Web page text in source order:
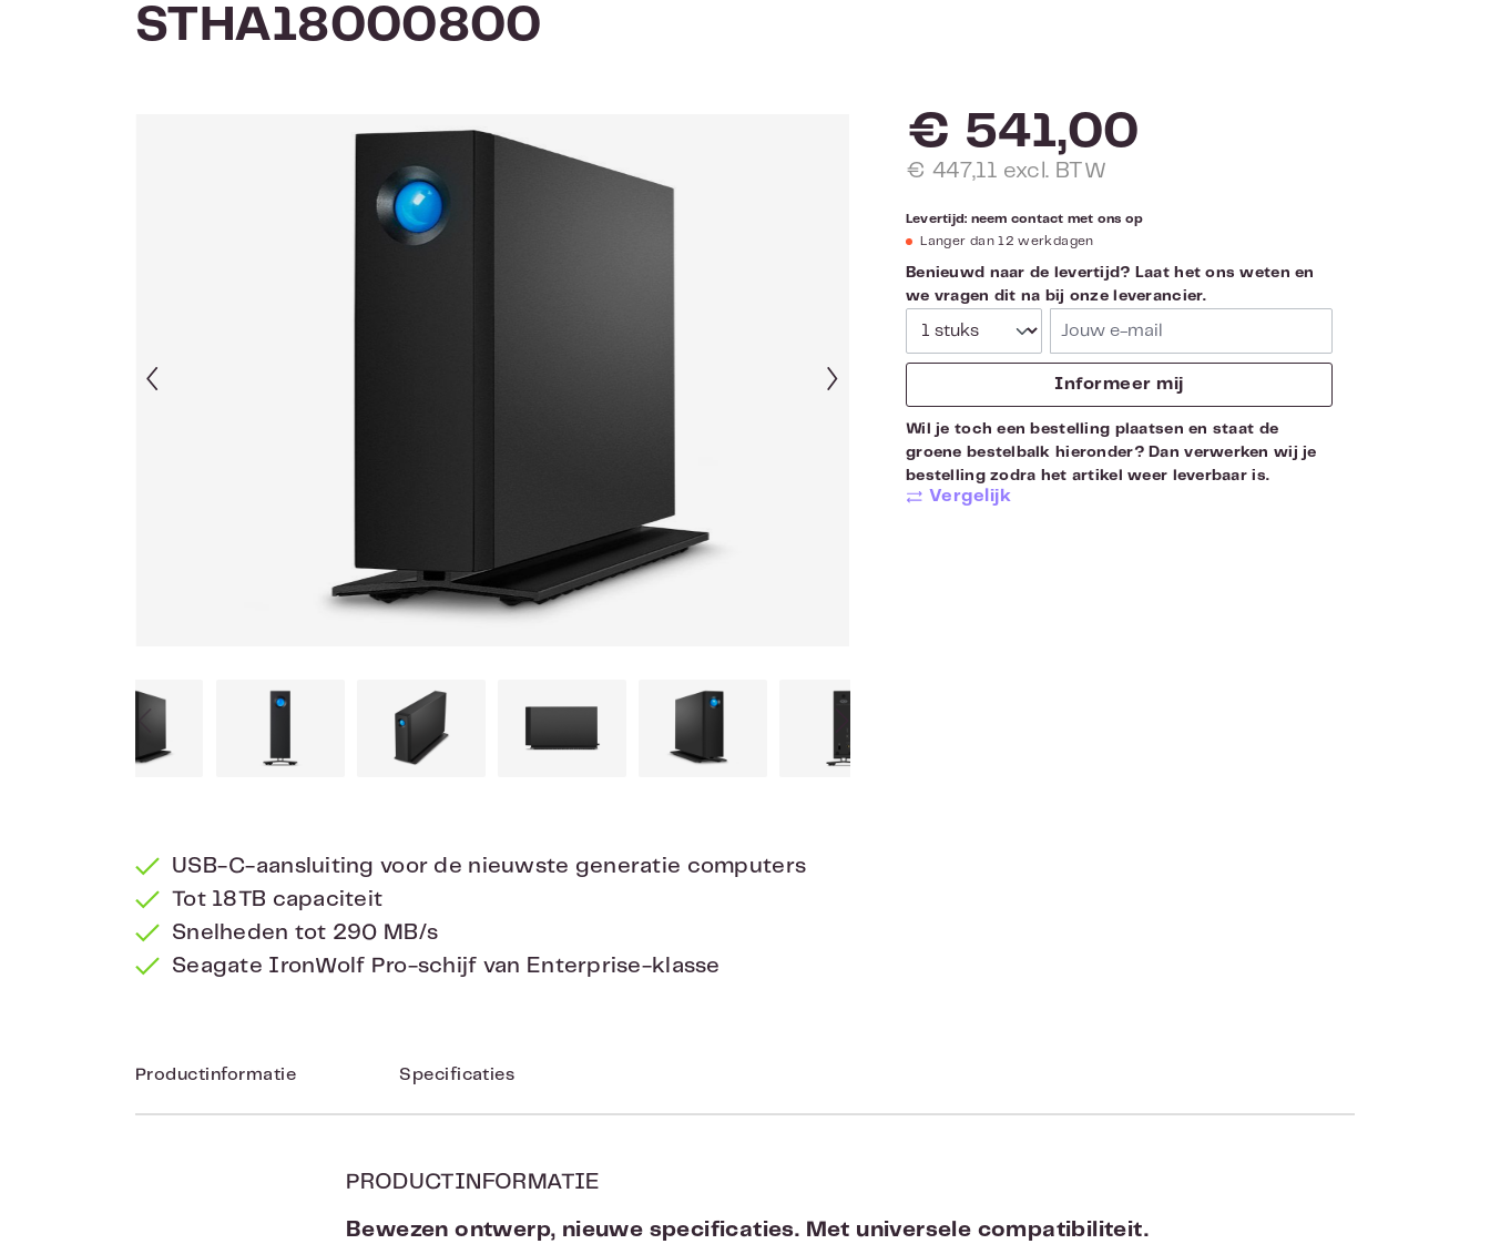
STHA18000800
USB-C-aansluiting voor de nieuwste generatie computers
Tot 18TB capaciteit
Snelheden tot 290 MB/s
Seagate IronWolf Pro-schijf van Enterprise-klasse
€ 541,00
€ 447,11 excl. BTW
Levertijd: neem contact met ons op
Langer dan 12 werkdagen
Benieuwd naar de levertijd? Laat het ons weten en
we vragen dit na bij onze leverancier.
Informeer mij
Wil je toch een bestelling plaatsen en staat de
groene bestelbalk hieronder? Dan verwerken wij je
bestelling zodra het artikel weer leverbaar is.
Vergelijk
Productinformatie Specificaties
PRODUCTINFORMATIE
Bewezen ontwerp, nieuwe specificaties. Met universele compatibiliteit.